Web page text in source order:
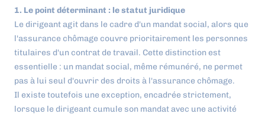
1. Le point déterminant : le statut juridique
Le dirigeant agit dans le cadre d'un mandat social, alors que
l'assurance chômage couvre prioritairement les personnes
titulaires d'un contrat de travail. Cette distinction est
essentielle : un mandat social, même rémunéré, ne permet
pas à lui seul d'ouvrir des droits à l'assurance chômage.
Il existe toutefois une exception, encadrée strictement,
lorsque le dirigeant cumule son mandat avec une activité